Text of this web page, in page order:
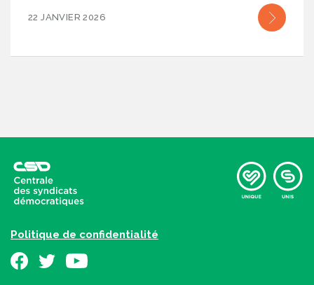
22 JANVIER 2026
Politique de confidentialité